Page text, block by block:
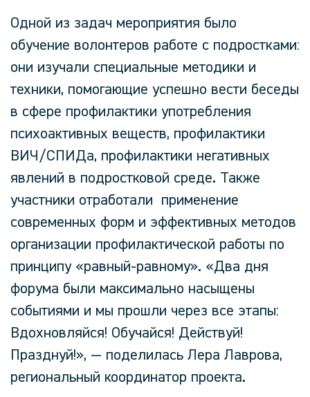
Одной из задач мероприятия было
обучение волонтеров работе с подростками:
они изучали специальные методики и
техники, помогающие успешно вести беседы
в сфере профилактики употребления
психоактивных веществ, профилактики
ВИЧ/СПИДа, профилактики негативных
явлений в подростковой среде. Также
участники отработали применение
современных форм и эффективных методов
организации профилактической работы по
принципу «равный-равному». «Два дня
форума были максимально насыщены
событиями и мы прошли через все этапы:
Вдохновляйся! Обучайся! Действуй!
Празднуй!», — поделилась Лера Лаврова,
региональный координатор проекта.